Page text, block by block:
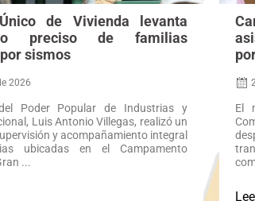
de Vivienda levanta
preciso de familias
sismos
2026
Poder Popular de Industrias y
Luis Antonio Villegas, realizó un
y acompañamiento integral
ubicadas en el Campamento
...
El